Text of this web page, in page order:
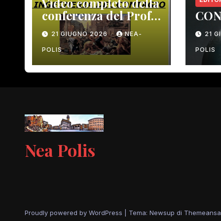
conferenza del Prof.
Macrì del 12 giugno
scorso
21 GIUGNO 2026 NEA-
POLIS
21
POLIS
Nea Polis
Proudly powered by WordPress Tema: Newsup di